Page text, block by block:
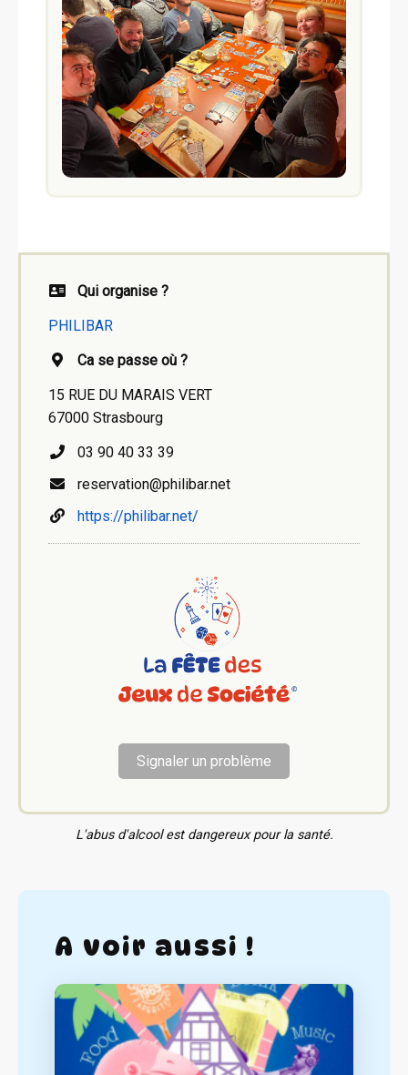
Qui organise ?
PHILIBAR
Ca se passe où ?
15 RUE DU MARAIS VERT
67000 Strasbourg
03 90 40 33 39
reservation@philibar.net
https://philibar.net/
Signaler un problème
L'abus d'alcool est dangereux pour la santé.
A voir aussi !